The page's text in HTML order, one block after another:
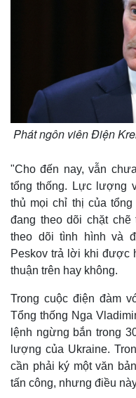
Phát ngôn viên Điện
"Cho đến nay, vẫn
tổng thống. Lực lượng
thủ mọi chỉ thị của
đang theo dõi chặt
theo dõi tình hình và
Peskov trả lời khi được
thuận trên hay không.
Trong cuộc điện đàm
Tổng thống Nga
lệnh ngừng bắn trong
lượng của Ukraine.
cần phải ký một văn
tấn công, nhưng điều